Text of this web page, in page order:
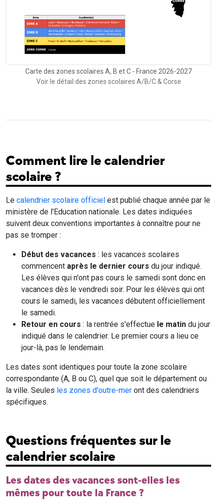
Carte des zones scolaires A, B et C - France 2026-2027
Voir le détail des zones scolaires A/B/C & Corse
Comment lire le calendrier
scolaire ?
Le calendrier scolaire officiel est publié chaque année par le
ministère de l'Education nationale. Les dates indiquées
suivent deux conventions importantes à connaître pour ne
pas se tromper :
Début des vacances : les vacances scolaires
commencent après le dernier cours du jour indiqué.
Les élèves qui n'ont pas cours le samedi sont donc en
vacances dès le vendredi soir. Pour les élèves qui ont
cours le samedi, les vacances débutent officiellement
le samedi.
Retour en cours : la rentrée s'effectue le matin du jour
indiqué dans le calendrier. Le premier cours a lieu ce
jour-là, pas le lendemain.
Les dates sont identiques pour toute la zone scolaire
correspondante (A, B ou C), quel que soit le département ou
la ville. Seules les zones d'outre-mer ont des calendriers
spécifiques.
Questions fréquentes sur le
calendrier scolaire
Les dates des vacances sont-elles les
mêmes pour toute la France ?